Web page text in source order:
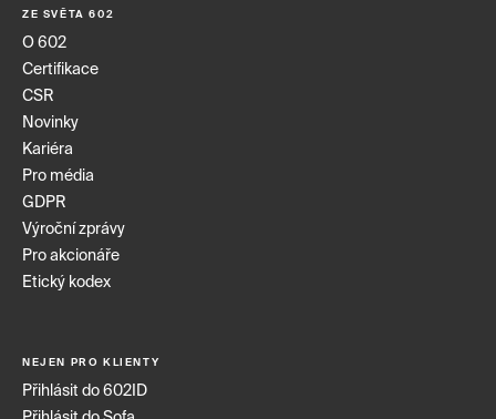
ZE SVĚTA 602
O 602
Certifikace
CSR
Novinky
Kariéra
Pro média
GDPR
Výroční zprávy
Pro akcionáře
Etický kodex
NEJEN PRO KLIENTY
Přihlásit do 602ID